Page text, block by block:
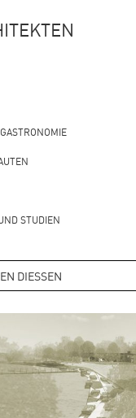
STUDIEN
DIESSEN